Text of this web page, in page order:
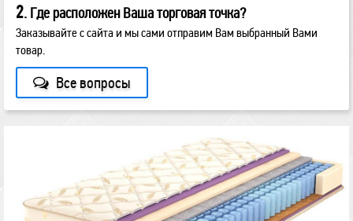
2. Где расположен Ваша торговая точка?
Заказывайте с сайта и мы сами отправим Вам выбранный Вами
товар.
Все вопросы